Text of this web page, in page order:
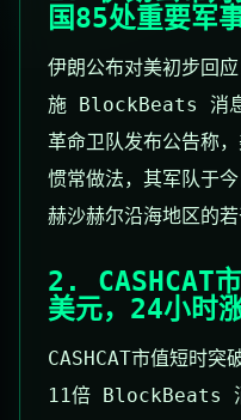
国85处重要军
伊朗公布对美初步回
施 BlockBeats 消
革命卫队发布公告称
惯常做法，其军队于
赫沙赫尔沿海地区的
2. CASHCAT
美元，24小时
CASHCAT市值短时
11倍 BlockBeats